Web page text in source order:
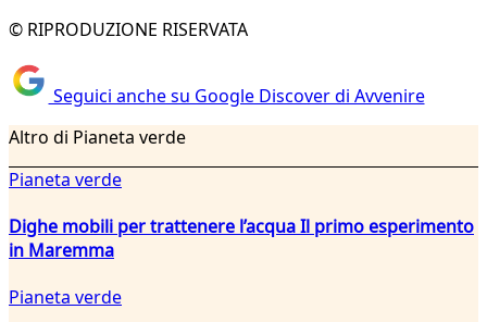
© RIPRODUZIONE RISERVATA
Seguici anche su Google Discover di Avvenire
Altro di Pianeta verde
Pianeta verde
Dighe mobili per trattenere l’acqua Il primo esperimento
in Maremma
Pianeta verde